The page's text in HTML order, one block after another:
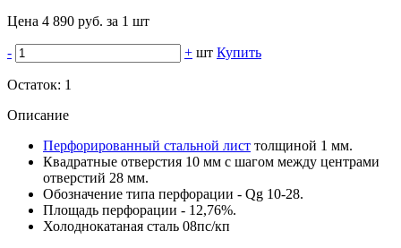
Цена 4 890 руб. за 1 шт
- + шт Купить
Остаток: 1
Описание
Перфорированный стальной лист толщиной 1 мм.
Квадратные отверстия 10 мм с шагом между центрами
отверстий 28 мм.
Обозначение типа перфорации - Qg 10-28.
Площадь перфорации - 12,76%.
Холоднокатаная сталь 08пс/кп